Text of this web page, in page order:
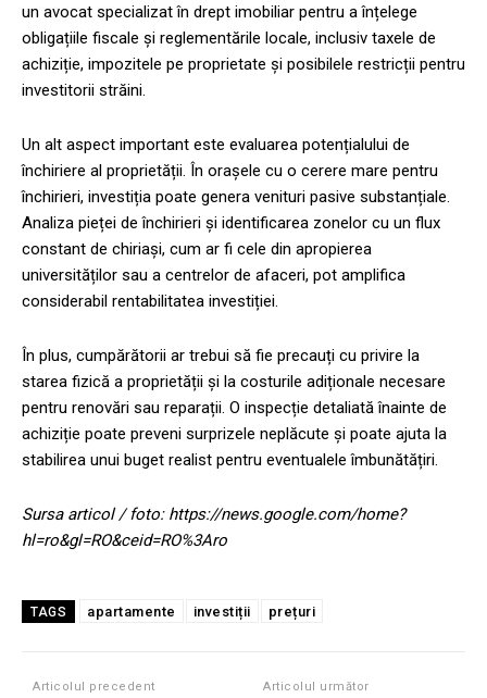
un avocat specializat în drept imobiliar pentru a înțelege
obligațiile fiscale și reglementările locale, inclusiv taxele de
achiziție, impozitele pe proprietate și posibilele restricții pentru
investitorii străini.
Un alt aspect important este evaluarea potențialului de
închiriere al proprietății. În orașele cu o cerere mare pentru
închirieri, investiția poate genera venituri pasive substanțiale.
Analiza pieței de închirieri și identificarea zonelor cu un flux
constant de chiriași, cum ar fi cele din apropierea
universităților sau a centrelor de afaceri, pot amplifica
considerabil rentabilitatea investiției.
În plus, cumpărătorii ar trebui să fie precauți cu privire la
starea fizică a proprietății și la costurile adiționale necesare
pentru renovări sau reparații. O inspecție detaliată înainte de
achiziție poate preveni surprizele neplăcute și poate ajuta la
stabilirea unui buget realist pentru eventualele îmbunătățiri.
Sursa articol / foto: https://news.google.com/home?
hl=ro&gl=RO&ceid=RO%3Aro
TAGS apartamente investiții prețuri
Articolul precedent Articolul următor